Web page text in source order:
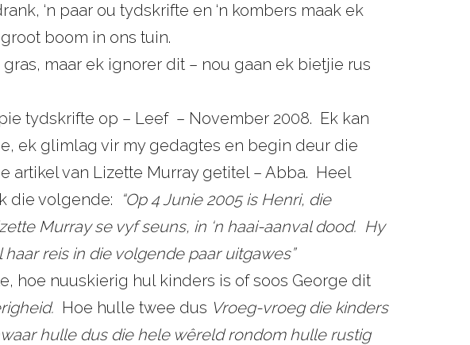
‘n paar ou tydskrifte en ‘n kombers maak ek
boom in ons tuin.
maar ek ignorer dit – nou gaan ek bietjie rus
tydskrifte op – Leef – November 2008. Ek kan
ek glimlag vir my gedagtes en begin deur die
artikel van Lizette Murray getitel – Abba. Heel
die volgende:
“Op 4 Junie 2005 is Henri, die
Murray se vyf seuns, in ‘n haai-aanval dood. Hy
reis in die volgende paar uitgawes”
hoe nuuskierig hul kinders is of soos George dit
Hoe hulle twee dus Vroeg-vroeg die kinders
hulle dus die hele wêreld rondom hulle rustig